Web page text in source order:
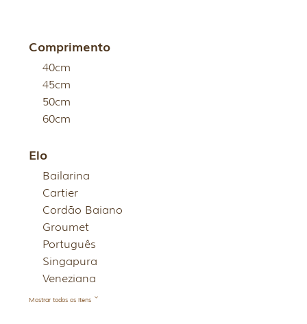
Comprimento
40cm
45cm
50cm
60cm
Elo
Bailarina
Cartier
Cordão Baiano
Groumet
Português
Singapura
Veneziana
Mostrar todos os itens